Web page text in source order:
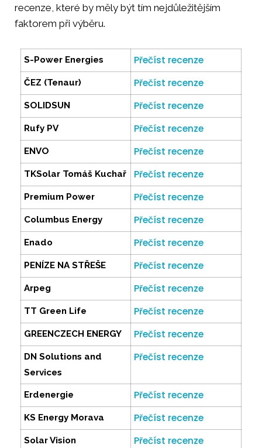
recenze, které by měly být tím nejdůležitějším
faktorem při výběru.
S-Power Energies Přečíst recenze
ČEZ (Tenaur) Přečíst recenze
SOLIDSUN Přečíst recenze
Rufy PV Přečíst recenze
ENVO Přečíst recenze
TKSolar Tomáš Kuchař Přečíst recenze
Premium Power Přečíst recenze
Columbus Energy Přečíst recenze
Enado Přečíst recenze
PENÍZE NA STŘEŠE Přečíst recenze
Arpeg Přečíst recenze
TT Green Life Přečíst recenze
GREENCZECH ENERGY Přečíst recenze
DN Solutions and
Services
Přečíst recenze
Erdenergie Přečíst recenze
KS Energy Morava Přečíst recenze
Solar Vision Přečíst recenze